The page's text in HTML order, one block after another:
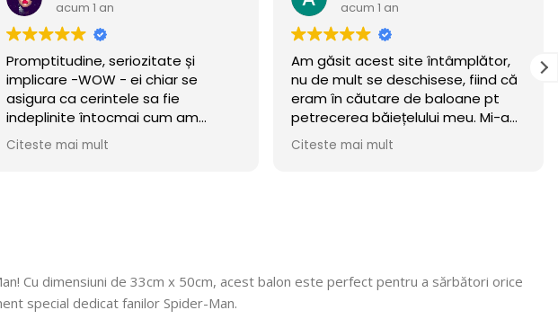
acum 1 an
Promptitudine, seriozitate și
implicare -WOW - ei chiar se
asigura ca cerintele sa fie
indeplinite întocmai cum am
cerut!
Citeste mai mult
acum 1 an
Am găsit acest site întâmplător,
nu de mult se deschisese, fiind că
eram în căutare de baloane pt
petrecerea băiețelului meu. Mi-am
incercat norocul și a meritat.
Baloanele sunt chiar wow 🏆
Citeste mai mult
Cu dimensiuni de 33cm x 50cm, acest balon este perfect pentru a sărbători orice
special dedicat fanilor Spider-Man.